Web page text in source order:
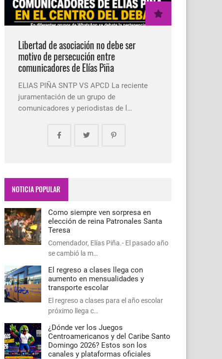
Libertad de asociación no debe ser
motivo de persecución entre
comunicadores de Elías Piña
ELIAS PIÑA SNTP VS APCD La reciente
juramentación de un grupo de
comunicadores y periodistas de l…
NOTICIA POPULAR
Como siempre ven sorpresa en
elección de reina Patronales Santa
Teresa
Comendador, Elías Piña.- El pasado año
se cambió la m…
El regreso a clases llega con
aumento en mensualidades y
transporte escolar
El regreso a clases para el año escolar
próximo llega c…
¿Dónde ver los Juegos
Centroamericanos y del Caribe Santo
Domingo 2026? Estos son los
canales y plataformas oficiales